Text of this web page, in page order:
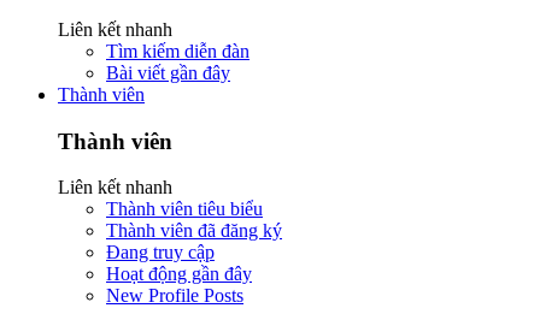
Liên kết nhanh
Tìm kiếm diễn đàn
Bài viết gần đây
Thành viên
Thành viên
Liên kết nhanh
Thành viên tiêu biểu
Thành viên đã đăng ký
Đang truy cập
Hoạt động gần đây
New Profile Posts